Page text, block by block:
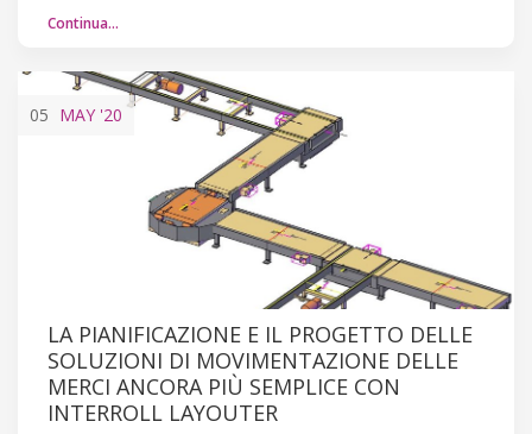
Continua…
05 MAY '20
LA PIANIFICAZIONE E IL PROGETTO DELLE
SOLUZIONI DI MOVIMENTAZIONE DELLE
MERCI ANCORA PIÙ SEMPLICE CON
INTERROLL LAYOUTER